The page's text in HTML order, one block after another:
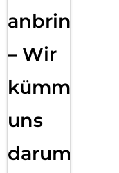
anbringen
– Wir
kümmern
uns
darum!